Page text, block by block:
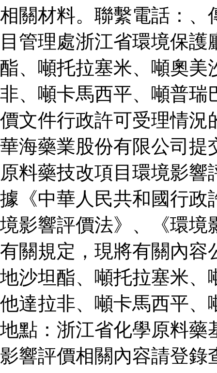
相關材料。聯繫電話：、
目管理處浙江省環境保
酯、噸托拉塞米、噸奧美
非、噸卡馬西平、噸普瑞
價文件行政許可受理情況
華海藥業股份有限公司提
原料藥技改項目環境影
據《中華人民共和國行政
境影響評價法》、《環境
有關規定，現將有關內容
地沙坦酯、噸托拉塞米、
他達拉非、噸卡馬西平、
地點：浙江省化學原料藥
影響評價相關內容請登錄